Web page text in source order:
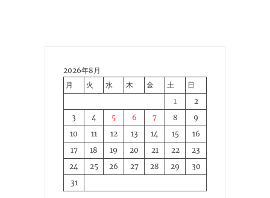
2026年8月
月
火 水 木 金 土
日
1
2
3
4 5 6 7 8
9
10
11 12 13 14 15
16
17
18 19 20 21 22
23
24
25 26 27 28 29
30
31